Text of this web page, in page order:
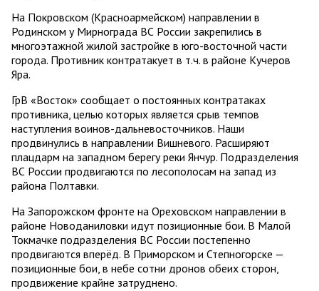
На Покровском (Красноармейском) направлении в
Родинском у Мирнограда ВС России закрепились в
многоэтажной жилой застройке в юго-восточной части
города. Противник контратакует в т.ч. в районе Кучеров
Яра.
ГрВ «Восток» сообщает о постоянных контратаках
противника, целью которых является срыв темпов
наступления воинов-дальневосточников. Наши
продвинулись в направлении Вишневого. Расширяют
плацдарм на западном берегу реки Янчур. Подразделения
ВС России продвигаются по лесополосам на запад из
района Полтавки.
На Запорожском фронте на Ореховском направлении в
районе Новоданиловки идут позиционные бои. В Малой
Токмачке подразделения ВС России постепенно
продвигаются вперёд. В Приморском и Степногорске —
позиционные бои, в небе сотни дронов обеих сторон,
продвижение крайне затруднено.